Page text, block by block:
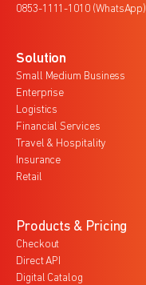
0853-1111-1010 (WhatsApp)
Solution
Small Medium Business
Enterprise
Logistics
Financial Services
Travel & Hospitality
Insurance
Retail
Products & Pricing
Checkout
Direct API
Digital Catalog